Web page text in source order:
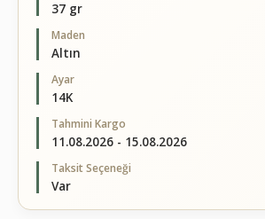
37 gr
Maden
Altın
Ayar
14K
Tahmini Kargo
11.08.2026 - 15.08.2026
Taksit Seçeneği
Var